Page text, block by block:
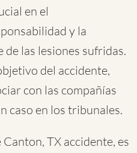
en el
y la
las lesiones sufridas.
del accidente,
con las compañías
caso en los tribunales.
TX accidente, es